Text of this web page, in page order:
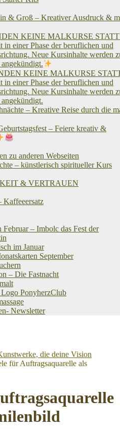
& Groß – Kreativer Ausdruck &
KEINE MALKURSE
in einer Phase der beruflichen und
Neue Kursinhalte werden
KEINE MALKURSE
in einer Phase der beruflichen und
Neue Kursinhalte werden
– Kreative Reise durch die
– Feiere kreativ &
zu anderen Webseiten
– künstlerisch spiritueller Kurs
& VERTRAUEN
Kaffeeersatz
Februar – Imbolc das Fest der
im Januar
September
– Die Fastnacht
PonyherzClub
Newsletter
die deine Vision
für Auftragsaquarelle als